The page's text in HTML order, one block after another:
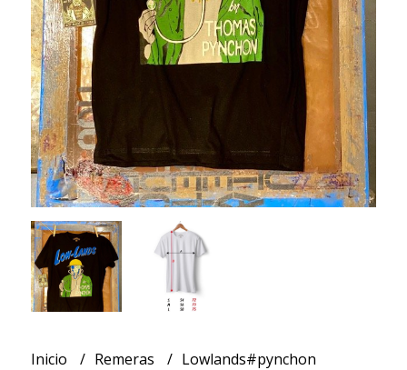
Inicio Remeras Lowlands#pynchon